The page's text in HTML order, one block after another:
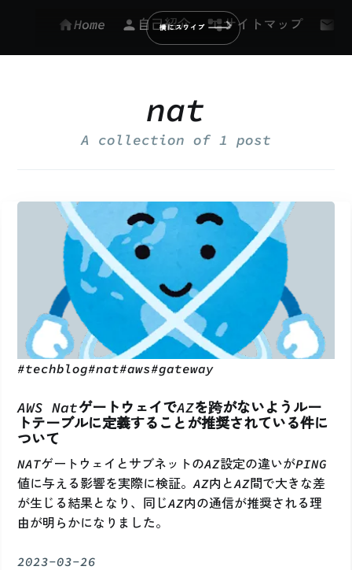
Home 自己紹介 サイトマップ
横にスワイプ
メニューが画面外にあります
nat
A collection of 1 post
#techblog#nat#aws#gateway
AWS NatゲートウェイでAZを跨がないようルー
トテーブルに定義することが推奨されている件に
ついて
NATゲートウェイとサブネットのAZ設定の違いがPING
値に与える影響を実際に検証。AZ内とAZ間で大きな差
が生じる結果となり、同じAZ内の通信が推奨される理
由が明らかになりました。
2023-03-26